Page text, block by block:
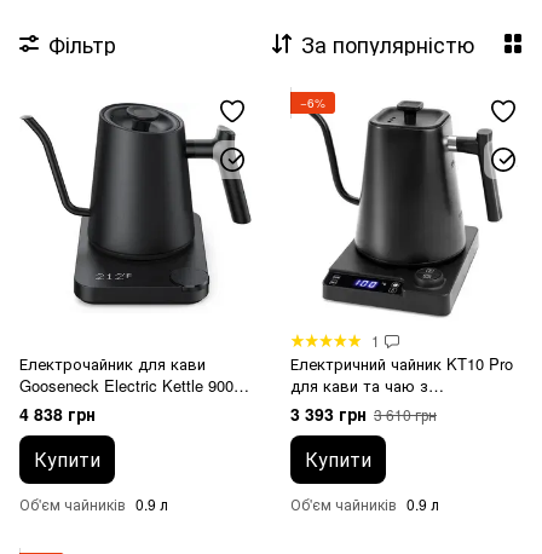
Фільтр За популярністю
Електрочайник для кави
Gooseneck Electric Kettle 900
мл
4 838 грн
Купити
Об'єм чайників 0.9 л
−6%
1
Електричний чайник KT10 Pro
для кави та чаю з
регулюванням температури
Чорний
3 393 грн 3 610 грн
Купити
Об'єм чайників 0.9 л